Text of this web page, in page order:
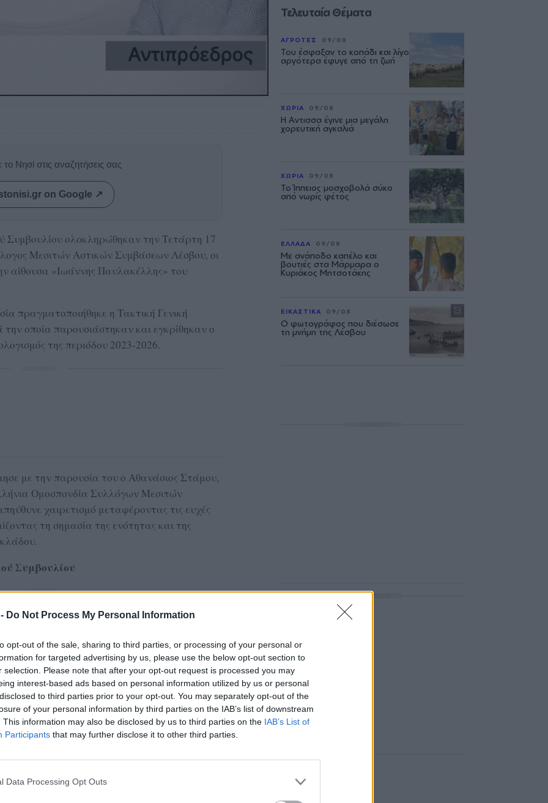
Do Not Process My Personal Information
opt-out of the sale, sharing to third parties, or processing of your personal or
for targeted advertising by us, please use the below opt-out section to
selection. Please note that after your opt-out request is processed you may
interest-based ads based on personal information utilized by us or personal
to third parties prior to your opt-out. You may separately opt-out of the
of your personal information by third parties on the IAB’s list of downstream
This information may also be disclosed by us to third parties on the IAB’s List of
Participants that may further disclose it to other third parties.
Data Processing Opt Outs
Νησί στις αναζητήσεις σας
on Google ↗
Συμβουλίου ολοκληρώθηκαν την Τετάρτη 17
Μεσιτών Αστικών Συμβάσεων Λέσβου, οι
αίθουσα «Ιωάννης Παυλακέλλης» του
πραγματοποιήθηκε η Τακτική Γενική
οποία παρουσιάστηκαν και εγκρίθηκαν ο
της περιόδου 2023-2026.
με την παρουσία του ο Αθανάσιος Στάμου,
Ομοσπονδία Συλλόγων Μεσιτών
χαιρετισμό μεταφέροντας τις ευχές
τη σημασία της ενότητας και της
Συμβουλίου
ΔΙΑΦΗΜΙΣΗ
Τελευταία Θέματα
ΑΓΡΟΤΕΣ 09/08
Του έσφαξαν το κοπάδι και λίγο
αργότερα έφυγε από τη ζωή
ΧΩΡΙΑ 09/08
Η Αντισσα έγινε μια μεγάλη
χορευτική αγκαλιά
ΧΩΡΙΑ 09/08
Το Ίππειος μοσχοβολά σύκο
από νωρίς φέτος
ΕΛΛΑΔΑ 09/08
Με ανάποδο καπέλο και
βουτιές στα Μάρμαρα ο
Κυριάκος Μητσοτάκης
ΕΙΚΑΣΤΙΚΑ 09/08
Ο φωτογράφος που διέσωσε
τη μνήμη της Λέσβου
ΔΙΑΦΗΜΙΣΗ